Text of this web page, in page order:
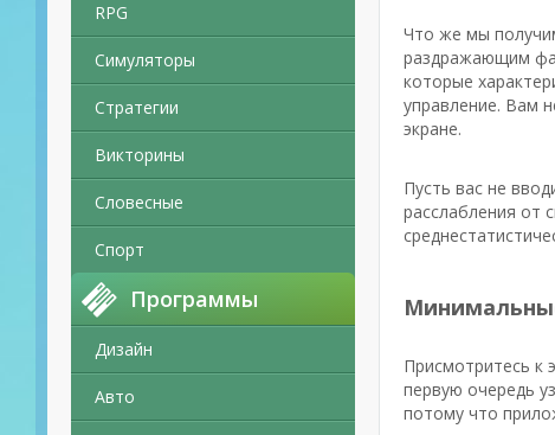
RPG
Симуляторы
Стратегии
Викторины
Словесные
Спорт
Программы
Дизайн
Авто
Что же мы
раздражающим
которые
управление. Вам
экране.
Пусть вас не
расслабления от
Присмотритесь к
первую очередь
потому что